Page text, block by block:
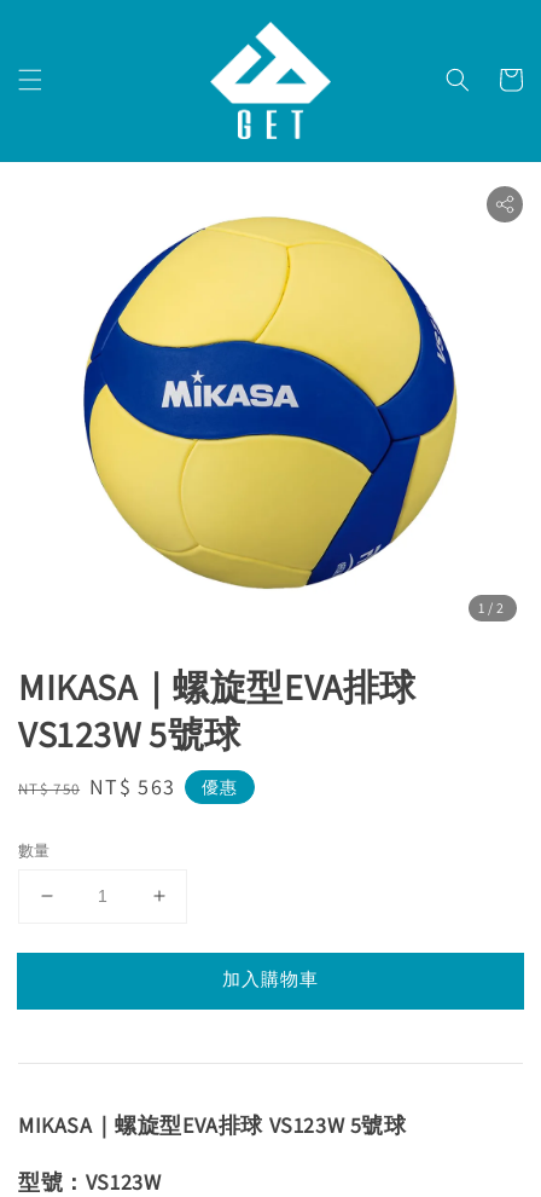
1 /2
MIKASA｜螺旋型EVA排球
VS123W 5號球
Regular
NT$ 750 Sale
NT$ 563 優惠
數量
加入購物車
MIKASA｜螺旋型EVA排球 VS123W 5號球
型號： VS123W